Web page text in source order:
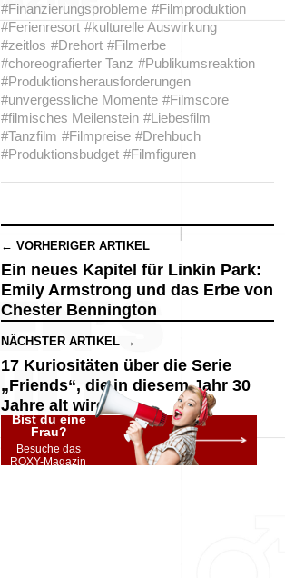
#Finanzierungsprobleme #Filmproduktion
#Ferienresort #kulturelle Auswirkung
#zeitlos #Drehort #Filmerbe
#choreografierter Tanz #Publikumsreaktion
#Produktionsherausforderungen
#unvergessliche Momente #Filmscore
#filmisches Meilenstein #Liebesfilm
#Tanzfilm #Filmpreise #Drehbuch
#Produktionsbudget #Filmfiguren
← VORHERIGER ARTIKEL
Ein neues Kapitel für Linkin Park:
Emily Armstrong und das Erbe von
Chester Bennington
NÄCHSTER ARTIKEL →
17 Kuriositäten über die Serie
„Friends“, die in diesem Jahr 30
Jahre alt wird
Bist du eine
Frau?
Besuche das
ROXY-Magazin